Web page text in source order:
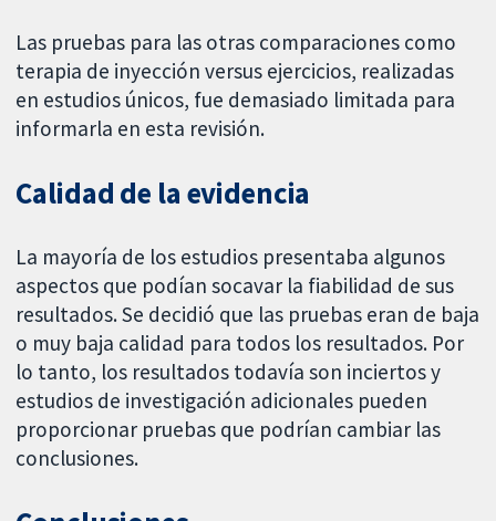
Las pruebas para las otras comparaciones como
terapia de inyección versus ejercicios, realizadas
en estudios únicos, fue demasiado limitada para
informarla en esta revisión.
Calidad de la evidencia
La mayoría de los estudios presentaba algunos
aspectos que podían socavar la fiabilidad de sus
resultados. Se decidió que las pruebas eran de baja
o muy baja calidad para todos los resultados. Por
lo tanto, los resultados todavía son inciertos y
estudios de investigación adicionales pueden
proporcionar pruebas que podrían cambiar las
conclusiones.